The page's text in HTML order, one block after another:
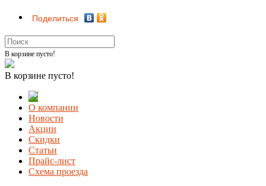
Поделиться
В корзине пусто!
В корзине пусто!
О компании
Новости
Акции
Скидки
Статьи
Прайс-лист
Схема проезда